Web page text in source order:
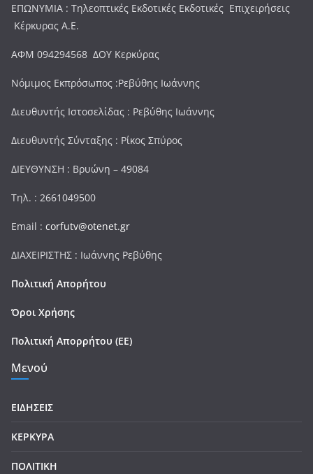
ΕΠΩΝΥΜΙΑ : Τηλεοπτικές Εκδοτικές Εκδοτικές Επιχειρήσεις
Κέρκυρας Α.Ε.
ΑΦΜ 094294568 ΔΟΥ Κερκύρας
Νόμιμος Εκπρόσωπος :Ρεβύθης Ιωάννης
Διευθυντής Ιστοσελίδας : Ρεβύθης Ιωάννης
Διευθυντής Σύνταξης : Ρίκος Σπύρος
ΔΙΕΥΘΥΝΣΗ : Βρυώνη – 49084
Τηλ. : 2661049500
Email : corfutv@otenet.gr
ΔΙΑΧΕΙΡΙΣΤΗΣ : Ιωάννης Ρεβύθης
Πολιτική Απορήτου
Όροι Χρήσης
Πολιτική Απορρήτου (ΕΕ)
Μενού
ΕΙΔΗΣΕΙΣ
ΚΕΡΚΥΡΑ
ΠΟΛΙΤΙΚΗ